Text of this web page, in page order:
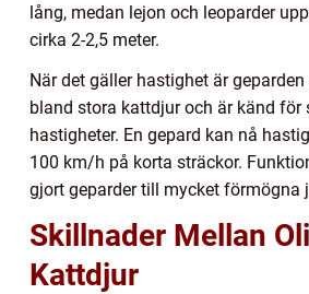
lång, medan lejon och leoparder
cirka 2-2,5 meter.
När det gäller hastighet är
bland stora kattdjur och är känd för
hastigheter. En gepard kan nå
100 km/h på korta sträckor.
gjort geparder till mycket förmögna
Skillnader Mellan
Kattdjur